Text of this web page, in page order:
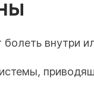
внутри